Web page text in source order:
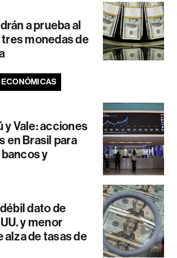
a prueba al
monedas de
y Vale: acciones
en Brasil para
y
dato de
y menor
de tasas de